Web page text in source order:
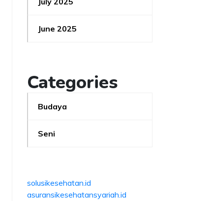
June 2025
Categories
Budaya
Seni
solusikesehatan.id
asuransikesehatansyariah.id